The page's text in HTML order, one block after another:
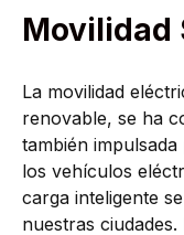
Movilidad
La movilidad
renovable, se ha
también
los vehículos
carga inteligente
nuestras